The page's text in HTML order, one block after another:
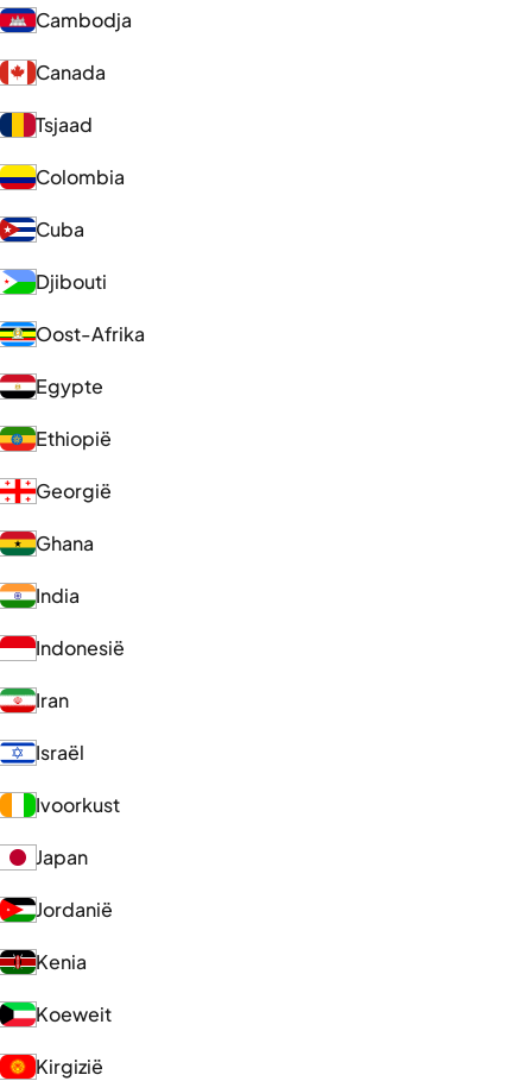
Cambodja
Canada
Tsjaad
Colombia
Cuba
Djibouti
Oost-Afrika
Egypte
Ethiopië
Georgië
Ghana
India
Indonesië
Iran
Israël
Ivoorkust
Japan
Jordanië
Kenia
Koeweit
Kirgizië